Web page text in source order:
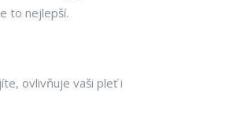
to nejlepší.
ovlivňuje vaši pleť i